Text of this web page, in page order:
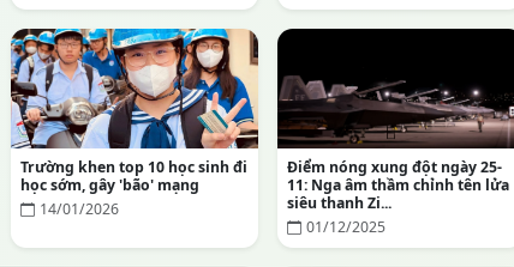
Trường khen top 10 học sinh đi
học sớm, gây 'bão' mạng
14/01/2026
Điểm nóng xung đột ngày 25-
11: Nga âm thầm chỉnh tên lửa
siêu thanh Zi...
01/12/2025